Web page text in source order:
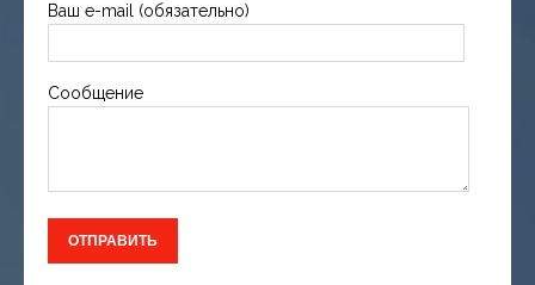
Ваш e-mail (обязательно)
Сообщение